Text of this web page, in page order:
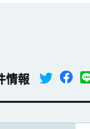
情報